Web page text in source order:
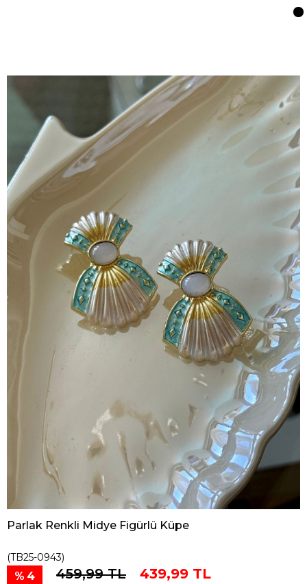
Parlak Renkli Midye Figürlü Küpe
(TB25-0943)
4 459,99 TL 439,99 TL